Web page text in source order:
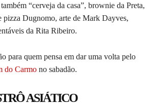
“cerveja da casa”, brownie da Preta,
pizza Dugnomo, arte de Mark Dayves,
da Rita Ribeiro.
para quem pensa em dar uma volta pelo
do Carmo no sabadão.
ASIÁTICO